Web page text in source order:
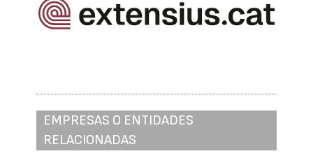
EMPRESAS O ENTIDADES
RELACIONADAS